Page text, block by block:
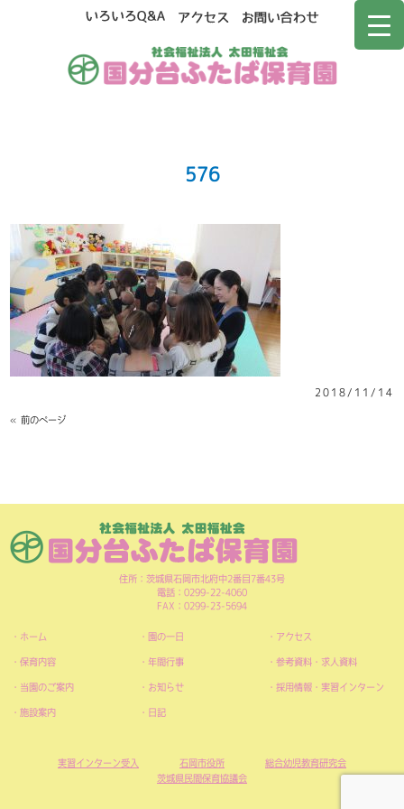
576
2018/11/14
« 前のページ
住所：茨城県石岡市北府中2番目7番43号
電話：0299-22-4060
FAX：0299-23-5694
ホーム
保育内容
当園のご案内
施設案内
園の一日
年間行事
お知らせ
日記
アクセス
参考資料・求人資料
採用情報・実習インターン
実習インターン受入 石岡市役所
総合幼児教育研究会
茨城県民間保育協議会